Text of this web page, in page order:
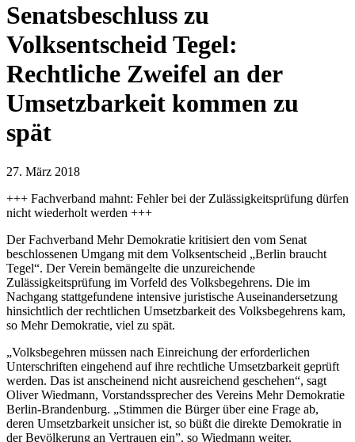
Senatsbeschluss zu
Volksentscheid Tegel:
Rechtliche Zweifel an der
Umsetzbarkeit kommen zu
spät
27. März 2018
+++ Fachverband mahnt: Fehler bei der Zulässigkeitsprüfung dürfen
nicht wiederholt werden +++
Der Fachverband Mehr Demokratie kritisiert den vom Senat
beschlossenen Umgang mit dem Volksentscheid „Berlin braucht
Tegel“. Der Verein bemängelte die unzureichende
Zulässigkeitsprüfung im Vorfeld des Volksbegehrens. Die im
Nachgang stattgefundene intensive juristische Auseinandersetzung
hinsichtlich der rechtlichen Umsetzbarkeit des Volksbegehrens kam,
so Mehr Demokratie, viel zu spät.
„Volksbegehren müssen nach Einreichung der erforderlichen
Unterschriften eingehend auf ihre rechtliche Umsetzbarkeit geprüft
werden. Das ist anscheinend nicht ausreichend geschehen“, sagt
Oliver Wiedmann, Vorstandssprecher des Vereins Mehr Demokratie
Berlin-Brandenburg. „Stimmen die Bürger über eine Frage ab,
deren Umsetzbarkeit unsicher ist, so büßt die direkte Demokratie in
der Bevölkerung an Vertrauen ein”, so Wiedmann weiter.